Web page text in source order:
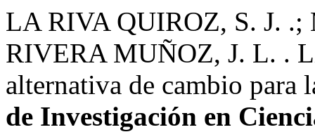
LA RIVA QUIROZ, S. J.
RIVERA MUÑOZ, J. L. .
alternativa de cambio para
de Investigación en